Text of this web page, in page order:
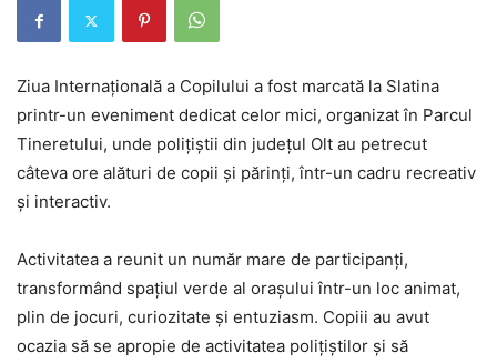
Ziua Internațională a Copilului a fost marcată la Slatina
printr-un eveniment dedicat celor mici, organizat în Parcul
Tineretului, unde polițiștii din județul Olt au petrecut
câteva ore alături de copii și părinți, într-un cadru recreativ
și interactiv.
Activitatea a reunit un număr mare de participanți,
transformând spațiul verde al orașului într-un loc animat,
plin de jocuri, curiozitate și entuziasm. Copiii au avut
ocazia să se apropie de activitatea polițiștilor și să